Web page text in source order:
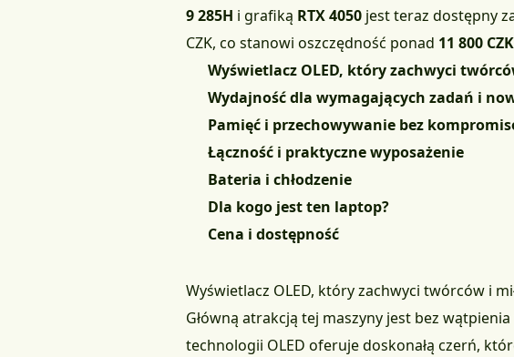
9 285H i grafiką RTX 4050 jest teraz dostępny
CZK, co stanowi oszczędność ponad 11 800 CZK
Wyświetlacz OLED, który zachwyci
Wydajność dla wymagających zadań i
Pamięć i przechowywanie bez
Łączność i praktyczne wyposażenie
Bateria i chłodzenie
Dla kogo jest ten laptop?
Cena i dostępność
Wyświetlacz OLED, który zachwyci twórców i
Główną atrakcją tej maszyny jest bez wątpienia
technologii OLED oferuje doskonałą czerń,